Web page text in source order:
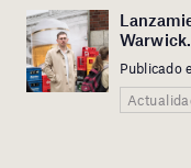
Publicado